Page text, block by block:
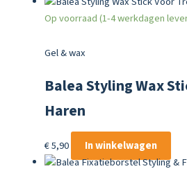
Op voorraad (1-4 werkdagen
Gel & wax
Balea Styling Wax
Haren
€5,90 In winkelwagen